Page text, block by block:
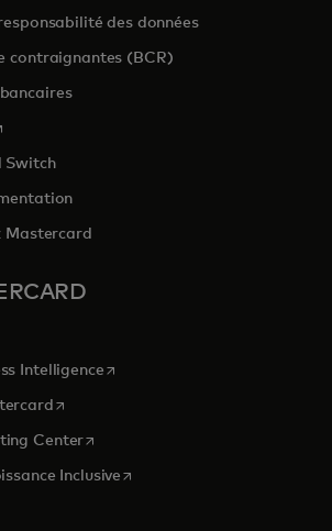
des données
contraignantes (BCR)
dans un nouvel onglet
Switch
Mastercard
dans un nouvel onglet
Intelligences’ouvre dans un nouvel onglet
s’ouvre dans un nouvel onglet
Centers’ouvre dans un nouvel onglet
Inclusive s’ouvre dans un nouvel